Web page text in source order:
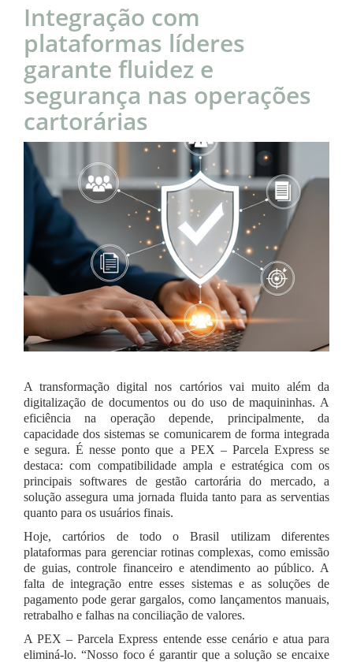
Integração com
plataformas líderes
garante fluidez e
segurança nas operações
cartorárias
A transformação digital nos cartórios vai muito além da
digitalização de documentos ou do uso de maquininhas. A
eficiência na operação depende, principalmente, da
capacidade dos sistemas se comunicarem de forma integrada
e segura. É nesse ponto que a PEX – Parcela Express se
destaca: com compatibilidade ampla e estratégica com os
principais softwares de gestão cartorária do mercado, a
solução assegura uma jornada fluida tanto para as serventias
quanto para os usuários finais.
Hoje, cartórios de todo o Brasil utilizam diferentes
plataformas para gerenciar rotinas complexas, como emissão
de guias, controle financeiro e atendimento ao público. A
falta de integração entre esses sistemas e as soluções de
pagamento pode gerar gargalos, como lançamentos manuais,
retrabalho e falhas na conciliação de valores.
A PEX – Parcela Express entende esse cenário e atua para
eliminá-lo. “Nosso foco é garantir que a solução se encaixe